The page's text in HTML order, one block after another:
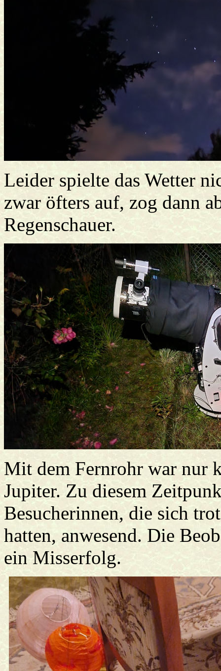
Leider spielte das Wetter
zwar öfters auf, zog dann
Regenschauer.
Mit dem Fernrohr war nur
Jupiter. Zu diesem
Besucherinnen, die sich
hatten, anwesend. Die
ein Misserfolg.